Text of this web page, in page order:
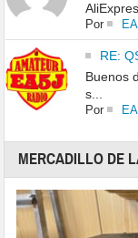
Por
RE:
Buenos
s...
Por
MERCADILLO DE